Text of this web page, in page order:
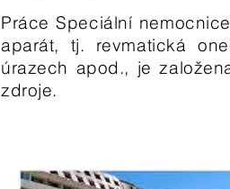
Práce Speciální
aparát, tj. revmatická
úrazech apod., je
zdroje.